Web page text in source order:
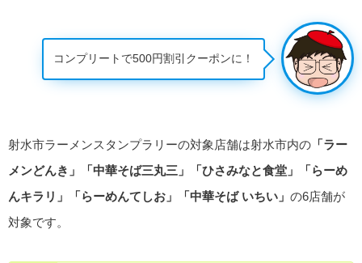
コンプリートで500円割引クーポンに！
射水市ラーメンスタンプラリーの対象店舗は射水市内の 「ラー
メンどんき」「中華そば三丸三」「ひさみなと食堂」「らーめ
んキラリ」「らーめんてしお」「中華そば いちい」 の6店舗が
対象です。